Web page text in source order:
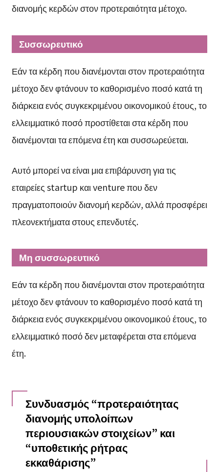
διανομής κερδών στον προτεραιότητα μέτοχο.
Συσσωρευτικό
Εάν τα κέρδη που διανέμονται στον προτεραιότητα
μέτοχο δεν φτάνουν το καθορισμένο ποσό κατά τη
διάρκεια ενός συγκεκριμένου οικονομικού έτους, το
ελλειμματικό ποσό προστίθεται στα κέρδη που
διανέμονται τα επόμενα έτη και συσσωρεύεται.
Αυτό μπορεί να είναι μια επιβάρυνση για τις
εταιρείες startup και venture που δεν
πραγματοποιούν διανομή κερδών, αλλά προσφέρει
πλεονεκτήματα στους επενδυτές.
Μη συσσωρευτικό
Εάν τα κέρδη που διανέμονται στον προτεραιότητα
μέτοχο δεν φτάνουν το καθορισμένο ποσό κατά τη
διάρκεια ενός συγκεκριμένου οικονομικού έτους, το
ελλειμματικό ποσό δεν μεταφέρεται στα επόμενα
έτη.
Συνδυασμός “προτεραιότητας
διανομής υπολοίπων
περιουσιακών στοιχείων” και
“υποθετικής ρήτρας
εκκαθάρισης”